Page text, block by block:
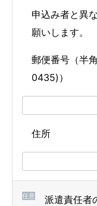
申込み者と異
願いします。
郵便番号（半
0435)）
住所
任意 派遣責任者